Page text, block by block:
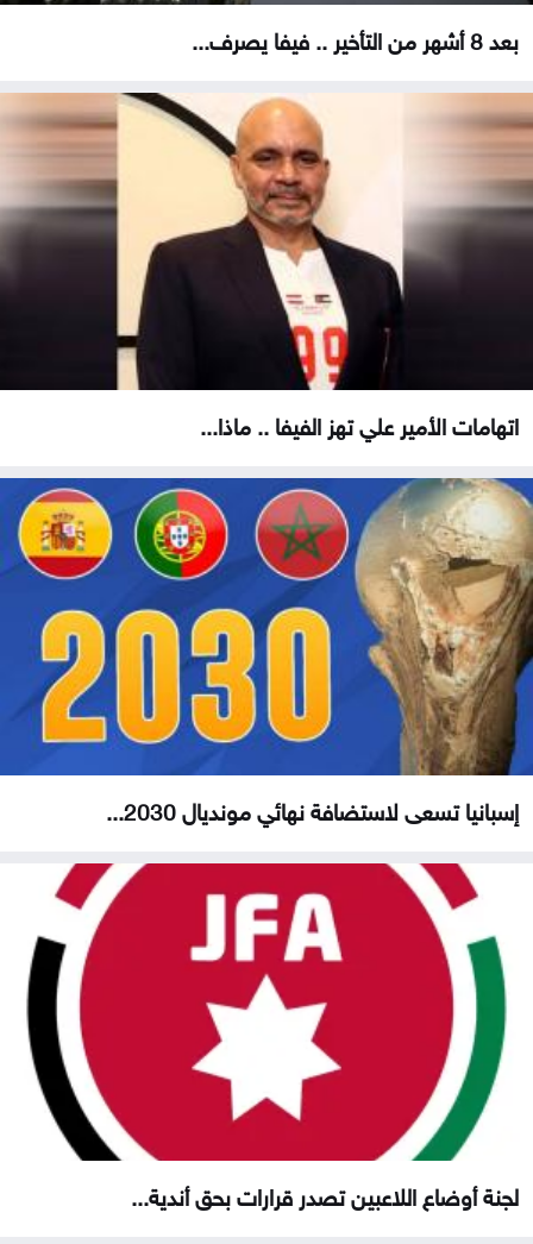
بعد 8 أشهر من التأخير .. فيفا يصرف...
اتهامات الأمير علي تهز الفيفا .. ماذا...
إسبانيا تسعى لاستضافة نهائي مونديال 2030...
لجنة أوضاع اللاعبين تصدر قرارات بحق أندية...